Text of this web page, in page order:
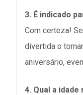
3. É indicado
Com certeza!
divertida o
aniversário,
4. Qual a